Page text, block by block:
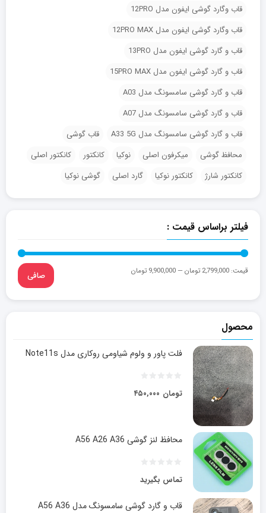
قاب وگارد گوشی ایفون مدل 12PRO
قاب وگارد گوشی ایفون مدل 12PRO MAX
قاب و گارد گوشی ایفون مدل 13PRO
قاب و گارد گوشی ایفون مدل 15PRO MAX
قاب و گارد گوشی سامسونگ مدل A03
قاب و گارد گوشی سامسونگ مدل A07
قاب و گارد گوشی سامسونگ مدل A33 5G
قاب گوشی
محافظ گوشی
میکرفون اصلی نوکیا کانکتور
کانکتور اصلی
کانکتور شارژ
کانکتور نوکیا گارد اصلی گوشی نوکیا
فیلتر براساس قیمت :
صافی قيمت: 2,799,000 تومان —9,900,000 تومان
محصول
فلت پاور و ولوم شیاومی روکاری مدل Note11s
۴۵۰,۰۰۰ تومان
محافظ لنز گوشی A56 A26 A36
تماس بگیرید
قاب و گارد گوشی سامسونگ مدل A56 A36